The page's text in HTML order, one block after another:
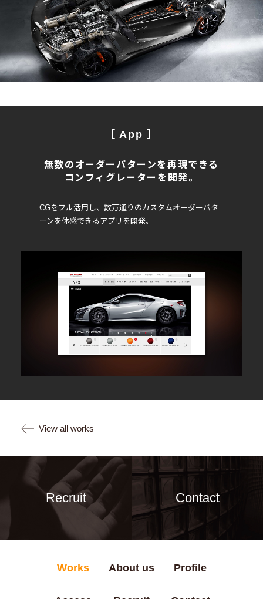
［ App ］
無数のオーダーパターンを再現できる
コンフィグレーターを開発。
CGをフル活用し、数万通りのカスタムオーダーパタ
ーンを体感できるアプリを開発。
View all works
Recruit Contact
Works About us Profile